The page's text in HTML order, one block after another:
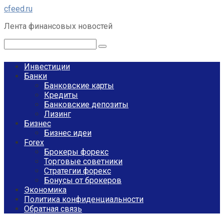
Перейти
контенту
cfeed.ru
Лента финансовых новостей
Инвестиции
Банки
Банковские карты
Кредиты
Банковские депозиты
Лизинг
Бизнес
Бизнес идеи
Forex
Брокеры форекс
Торговые советники
Стратегии форекс
Бонусы от брокеров
Экономика
Политика конфиденциальности
Обратная связь